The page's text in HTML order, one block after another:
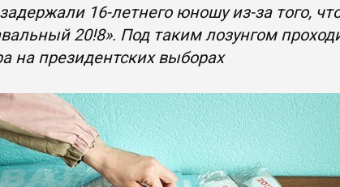
16-летнего юношу из-за того,
20!8». Под таким лозунгом
на президентских выборах